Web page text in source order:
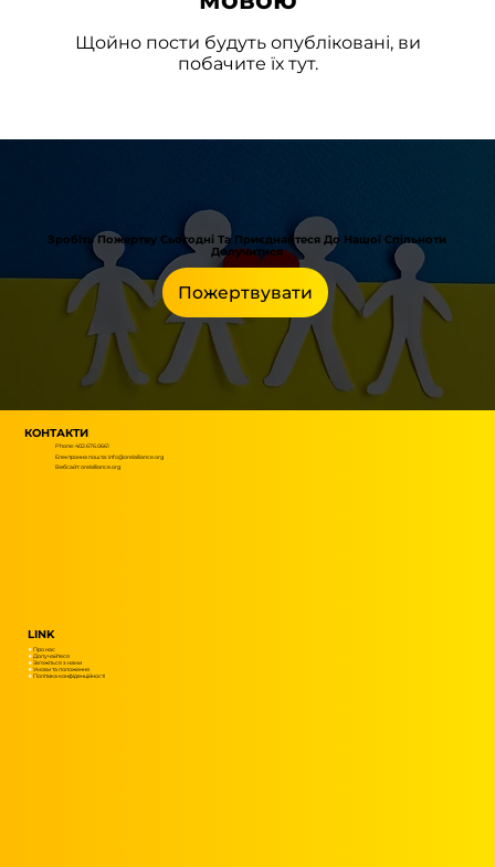
Зробіть Пожертву Сьогодні Та Приєднайтеся До Нашої Спільноти
Долучитися
Пожертвувати
Щойно пости будуть опубліковані, ви
побачите їх тут.
КОНТАКТИ
Phone: 402.676.0661
Електронна пошта: info@orelalliance.org
Вебсайт: orelalliance.org
LINK
★ Про нас
★ Долучайтеся
★ Зв'яжіться з нами
★ Умови та положення
★ Політика конфіденційності